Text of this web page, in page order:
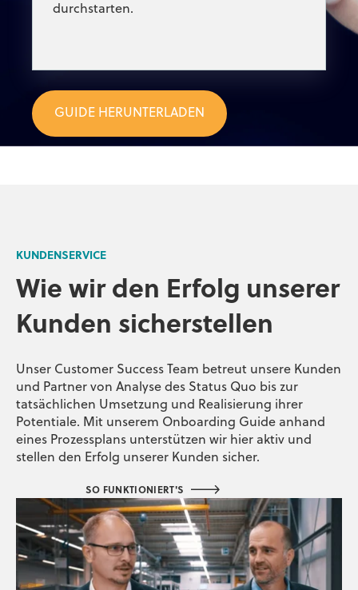
durchstarten.
GUIDE HERUNTERLADEN
KUNDENSERVICE
Wie wir den Erfolg unserer
Kunden sicherstellen
Unser Customer Success Team betreut unsere Kunden
und Partner von Analyse des Status Quo bis zur
tatsächlichen Umsetzung und Realisierung ihrer
Potentiale. Mit unserem Onboarding Guide anhand
eines Prozessplans unterstützen wir hier aktiv und
stellen den Erfolg unserer Kunden sicher.
SO FUNKTIONIERT'S